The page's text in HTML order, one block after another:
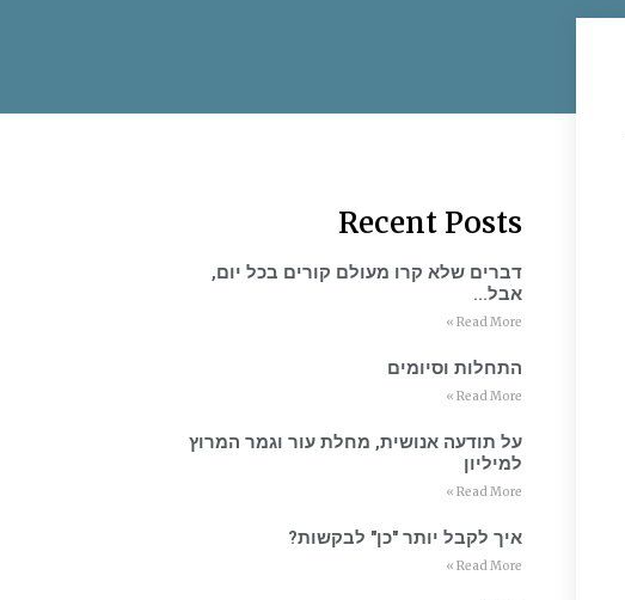
Recent Posts
דברים שלא קרו מעולם קורים בכל יום,
אבל…
Read More »
התחלות וסיומים
Read More »
על תודעה אנושית, מחלת עור וגמר המרוץ
למיליון
Read More »
איך לקבל יותר "כן" לבקשות?
Read More »